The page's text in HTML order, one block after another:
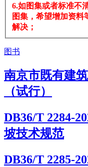
6.如图集或者标准不
图集，希望增加资
解决；
图书
南京市既有建
（试行）
DB36/T 2284-
坡技术规范
DB36/T 2285-